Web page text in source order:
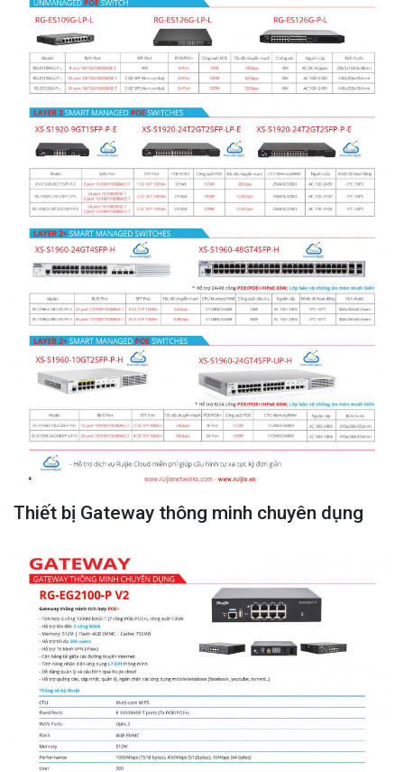
Thiết bị Gateway thông minh chuyên dụng